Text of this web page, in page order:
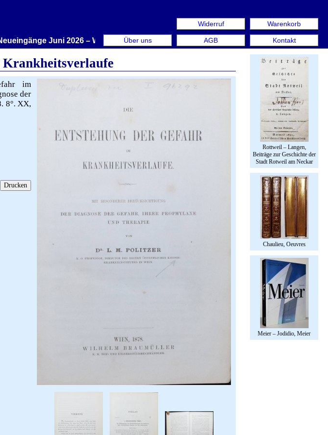
Warenkorb
Kontakt
Widerruf
AGB
Über uns
Juni 2026 – Wir stellen aus: Rare Book Week Berlin. Internationale Messe
Rottweil – Langen,
Beiträge zur Geschichte der
Stadt Rotweil am Neckar
Chaulieu, Oeuvres
Meier – Jodidio, Meier
Krankheitsverlaufe
im
der
8°. XX,